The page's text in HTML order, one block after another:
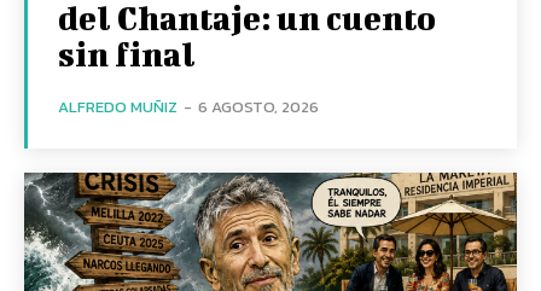
del Chantaje: un cuento
sin final
ALFREDO MUÑIZ - 6 AGOSTO, 2026